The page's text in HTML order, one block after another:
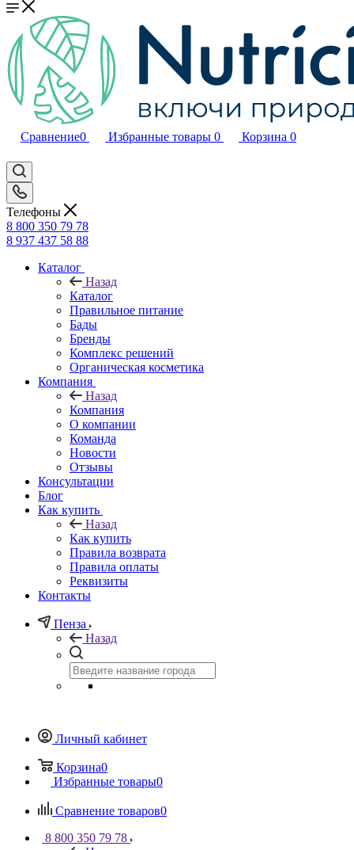
Сравнение0 Избранные товары 0 Корзина 0
Телефоны
8 800 350 79 78
8 937 437 58 88
Каталог
Назад
Каталог
Правильное питание
Бады
Бренды
Комплекс решений
Органическая косметика
Компания
Назад
Компания
О компании
Команда
Новости
Отзывы
Консультации
Блог
Как купить
Назад
Как купить
Правила возврата
Правила оплаты
Реквизиты
Контакты
Пенза
Назад
Личный кабинет
Корзина0
Избранные товары0
Сравнение товаров0
8 800 350 79 78